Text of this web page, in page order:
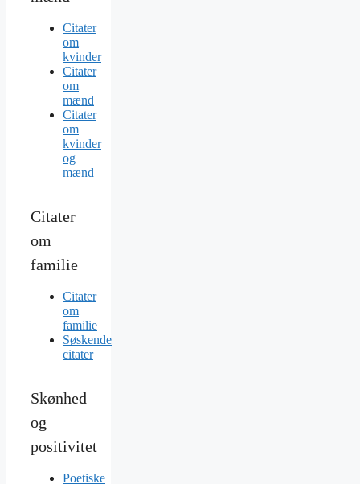
Citater
om
kvinder
Citater
om
mænd
Citater
om
kvinder
og
mænd
Citater
om
familie
Citater
om
familie
Søskende
citater
Skønhed
og
positivitet
Poetiske